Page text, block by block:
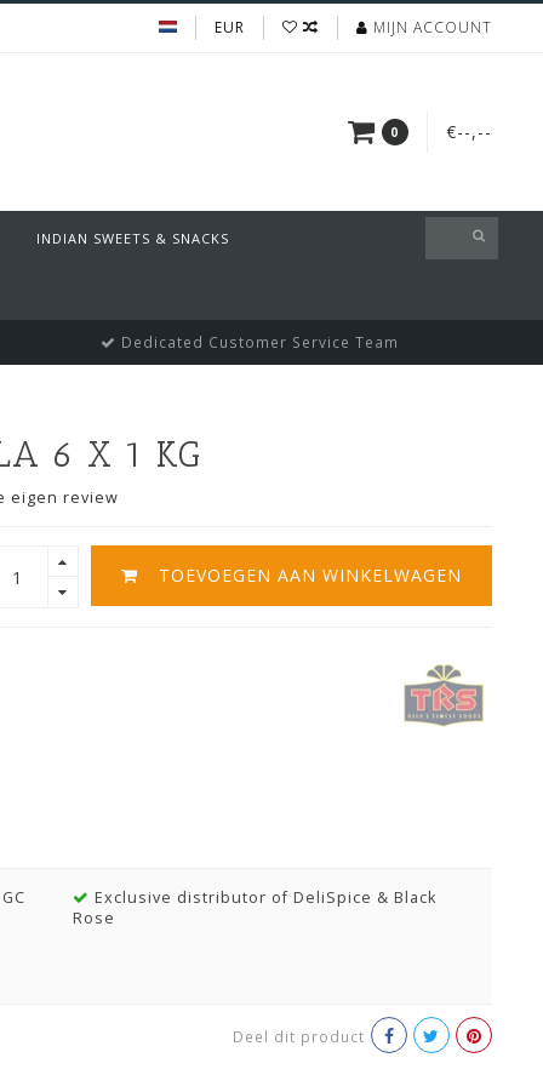
EUR MIJN ACCOUNT
0 €--,--
INDIAN SWEETS & SNACKS
Dedicated Customer Service Team
6 X 1 KG
eigen review
TOEVOEGEN AAN WINKELWAGEN
Exclusive distributor of DeliSpice & Black
Rose
Deel dit product